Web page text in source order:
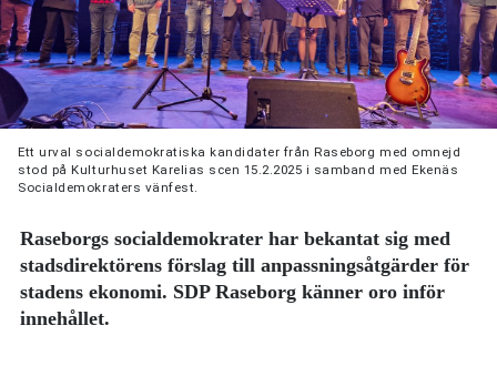
Ett urval socialdemokratiska kandidater från Raseborg med omnejd
stod på Kulturhuset Karelias scen 15.2.2025 i samband med Ekenäs
Socialdemokraters vänfest.
Raseborgs socialdemokrater har bekantat sig med
stadsdirektörens förslag till anpassningsåtgärder för
stadens ekonomi. SDP Raseborg känner oro inför
innehållet.